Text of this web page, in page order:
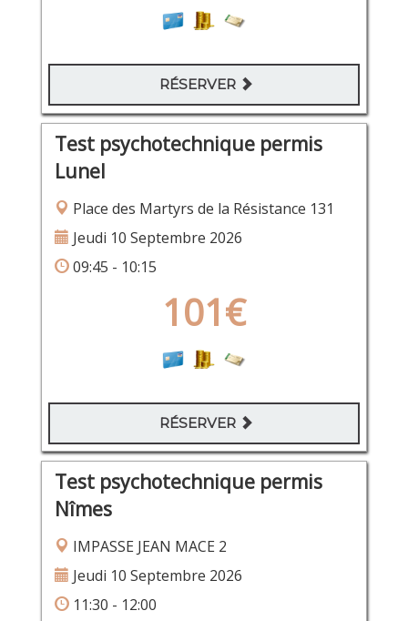
RÉSERVER
Test psychotechnique permis
Lunel
Place des Martyrs de la Résistance 131
Jeudi 10 Septembre 2026
09:45 - 10:15
101€
RÉSERVER
Test psychotechnique permis
Nîmes
IMPASSE JEAN MACE 2
Jeudi 10 Septembre 2026
11:30 - 12:00